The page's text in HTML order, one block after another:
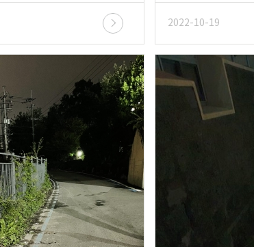
2022-10-19